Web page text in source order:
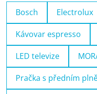
Bosch Electrolux
Kávovar espresso
LED televize
Pračka s předním